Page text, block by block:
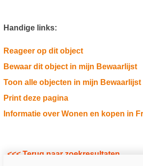
Handige links:
Reageer op dit object
Bewaar dit object in mijn Bewaarlijst
Toon alle objecten in mijn Bewaarlijst
Print deze pagina
Informatie over Wonen en kopen in
<<< Terug naar zoekresultaten